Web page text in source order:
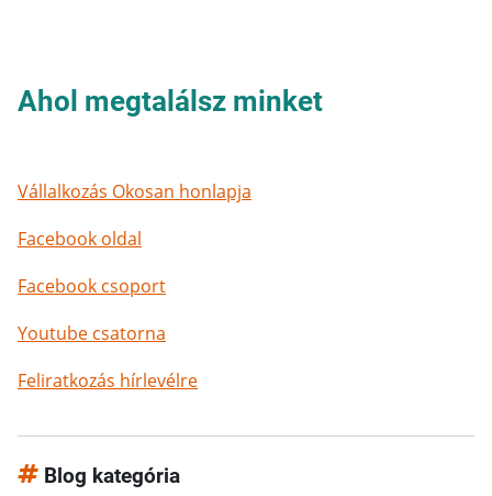
Ahol megtalálsz minket
Vállalkozás Okosan honlapja
Facebook oldal
Facebook csoport
Youtube csatorna
Feliratkozás hírlevélre
Blog kategória